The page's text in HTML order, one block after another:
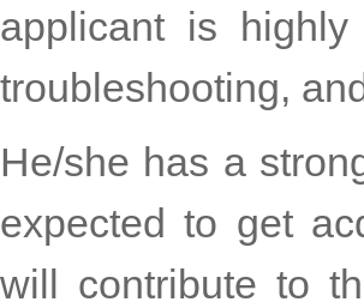
applicant is
troubleshooting,
He/she has a
expected to get
will contribute to